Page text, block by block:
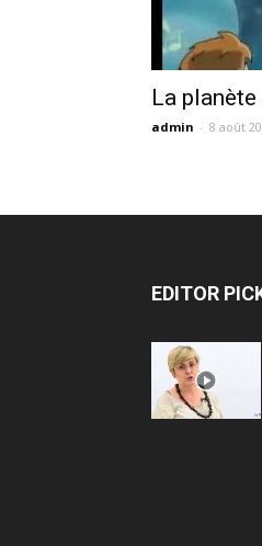
La
admin - 8 août
EDITOR